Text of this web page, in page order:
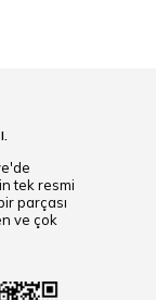
tek resmi
parçası
ve çok